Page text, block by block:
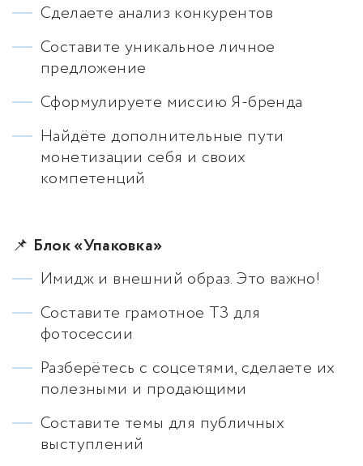
Сделаете анализ конкурентов
Составите уникальное личное
предложение
Сформулируете миссию Я-бренда
Найдёте дополнительные пути
монетизации себя и своих
компетенций
📌 Блок «Упаковка»
Имидж и внешний образ. Это важно!
Составите грамотное ТЗ для
фотосессии
Разберётесь с соцсетями, сделаете их
полезными и продающими
Составите темы для публичных
выступлений